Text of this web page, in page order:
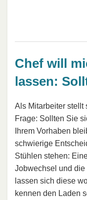
Chef will
lassen:
Als Mitarbeiter stellt
Frage: Sollten Sie
Ihrem Vorhaben
schwierige
Stühlen stehen:
Jobwechsel und
lassen sich diese
kennen den Laden